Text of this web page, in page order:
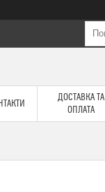
ДОСТАВКА ТА
ОПЛАТА